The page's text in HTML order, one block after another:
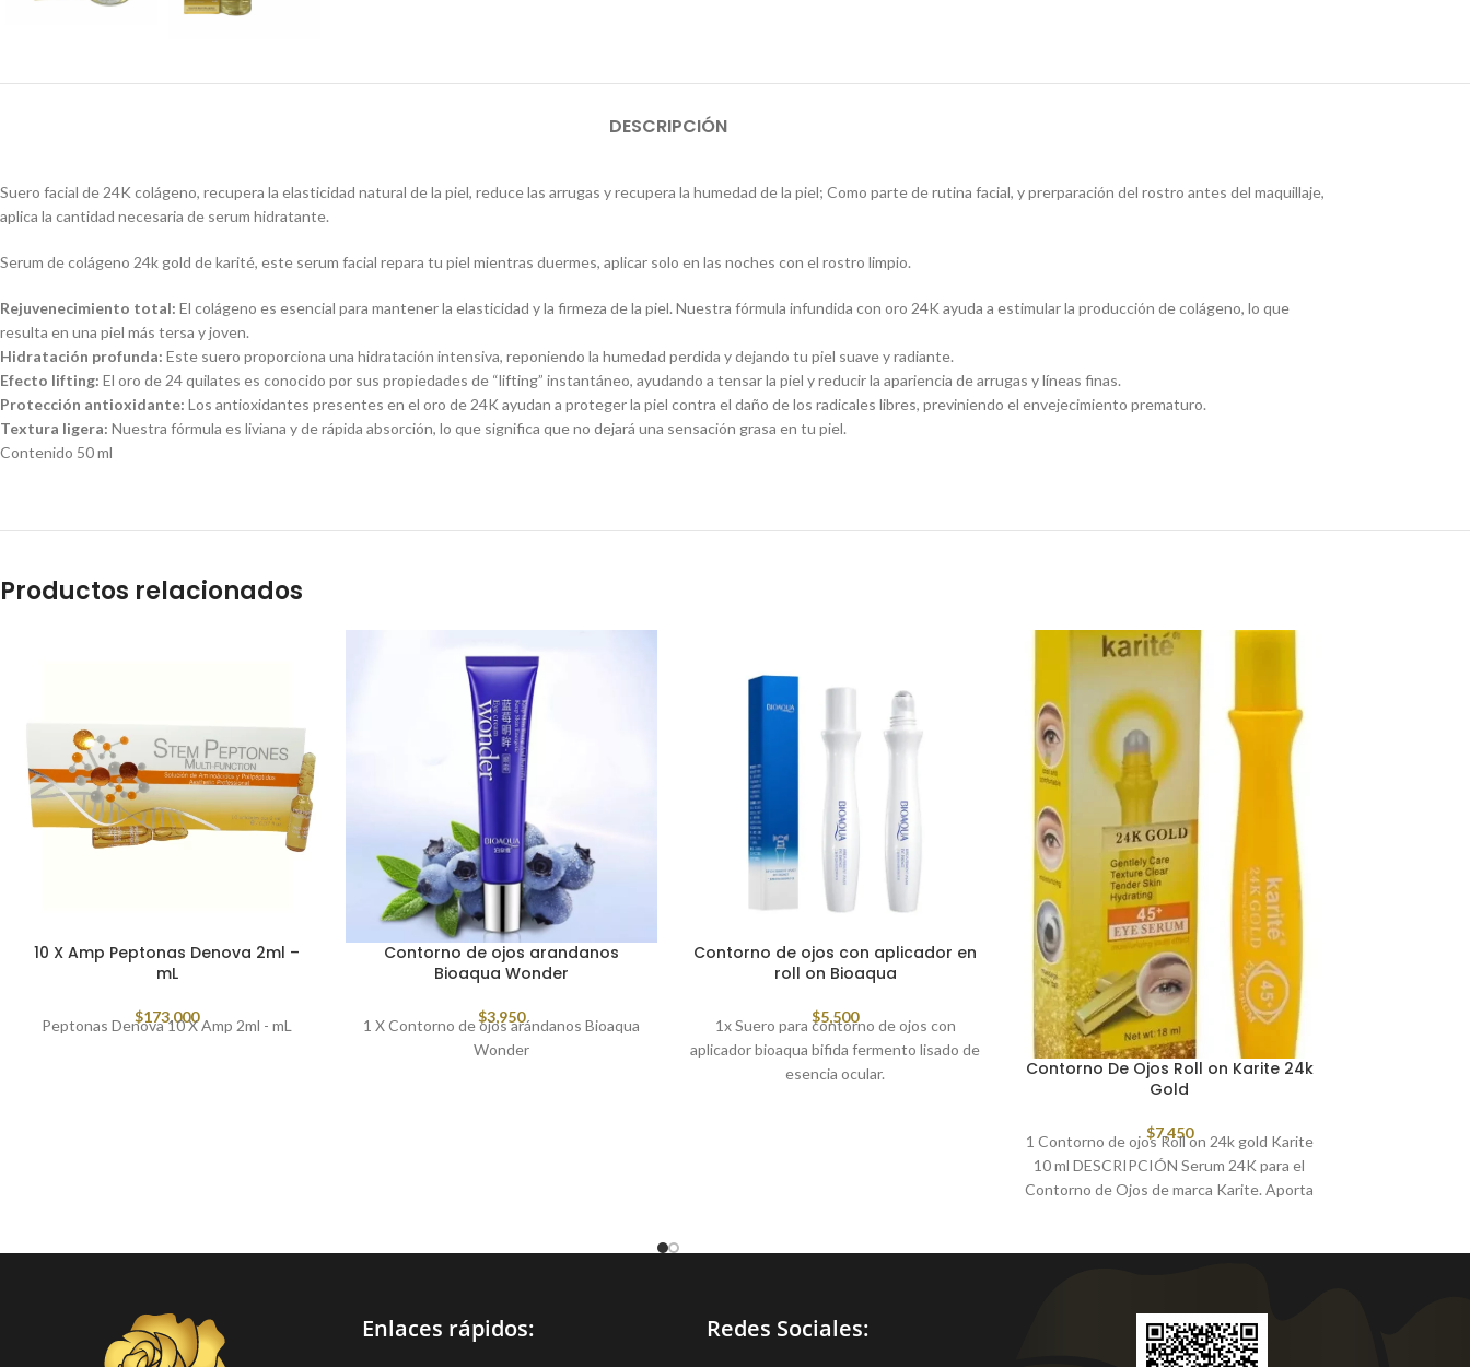
DESCRIPCIÓN
Suero facial de 24K colágeno, recupera la elasticidad natural de la piel, reduce las arrugas y recupera la humedad de la piel; Como parte de rutina facial, y prerparación del rostro antes del maquillaje,
aplica la cantidad necesaria de serum hidratante.
Serum de colágeno 24k gold de karité, este serum facial repara tu piel mientras duermes, aplicar solo en las noches con el rostro limpio.
Rejuvenecimiento total: El colágeno es esencial para mantener la elasticidad y la firmeza de la piel. Nuestra fórmula infundida con oro 24K ayuda a estimular la producción de colágeno, lo que
resulta en una piel más tersa y joven.
Hidratación profunda: Este suero proporciona una hidratación intensiva, reponiendo la humedad perdida y dejando tu piel suave y radiante.
Efecto lifting: El oro de 24 quilates es conocido por sus propiedades de “lifting” instantáneo, ayudando a tensar la piel y reducir la apariencia de arrugas y líneas finas.
Protección antioxidante: Los antioxidantes presentes en el oro de 24K ayudan a proteger la piel contra el daño de los radicales libres, previniendo el envejecimiento prematuro.
Textura ligera: Nuestra fórmula es liviana y de rápida absorción, lo que significa que no dejará una sensación grasa en tu piel.
Contenido 50 ml
Productos relacionados
10 X Amp Peptonas Denova 2ml –
mL
$173,000
Peptonas Denova 10 X Amp 2ml - mL
Contorno de ojos arandanos
Bioaqua Wonder
$3,950
1 X Contorno de ojos arándanos Bioaqua
Wonder
Contorno de ojos con aplicador en
roll on Bioaqua
$5,500
1x Suero para contorno de ojos con
aplicador bioaqua bifida fermento lisado de
esencia ocular.
Contorno De Ojos Roll on Karite 24k
Gold
$7,450
1 Contorno de ojos Roll on 24k gold Karite
10 ml DESCRIPCIÓN Serum 24K para el
Contorno de Ojos de marca Karite. Aporta
Enlaces rápidos: Redes Sociales: